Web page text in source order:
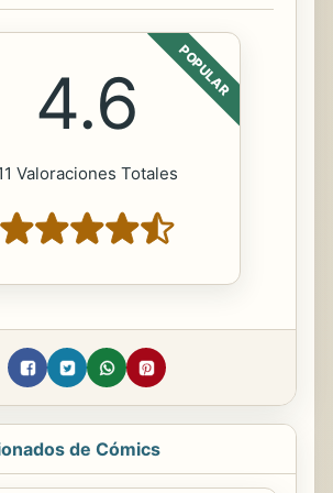
POPULAR
4.6
Valoraciones Totales
de Cómics